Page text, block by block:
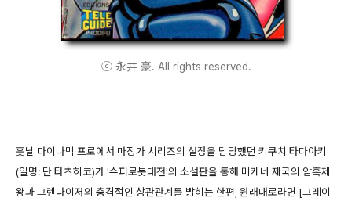
ⓒ 永井 豪. All rights reserved.
훗날 다이나믹 프로에서 마징가 시리즈의 설정을 담당했던 키쿠치 타다아키
(일명: 단 타츠히코)가 '슈퍼로봇대전'의 소설판을 통해 미케네 제국의 암흑제
왕과 그렌다이저의 충격적인 상관관계를 밝히는 한편, 원래대로라면 [그레이